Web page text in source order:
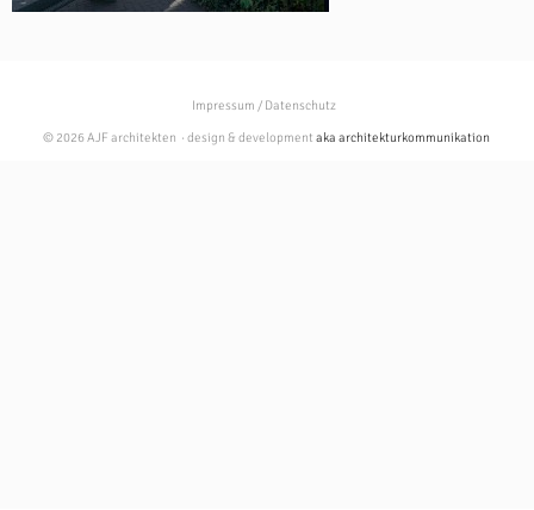
Impressum / Datenschutz
© 2026 AJF architekten · design & developmentaka architekturkommunikation